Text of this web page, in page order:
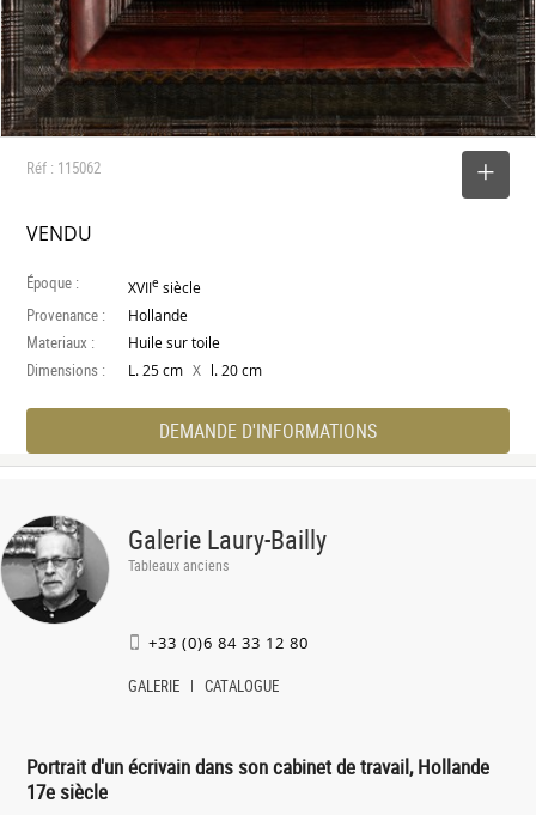
Réf : 115062
VENDU
Époque : XVIIe siècle
Provenance : Hollande
Materiaux : Huile sur toile
Dimensions : L. 25 cm X l. 20 cm
DEMANDE D'INFORMATIONS
Galerie Laury-Bailly
Tableaux anciens
+33 (0)6 84 33 12 80
GALERIE CATALOGUE
Portrait d'un écrivain dans son cabinet de travail, Hollande
17e siècle